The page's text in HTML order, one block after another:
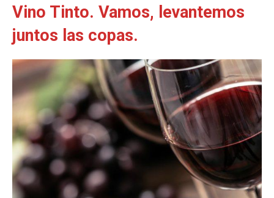
Vino Tinto. Vamos, levantemos
juntos las copas.